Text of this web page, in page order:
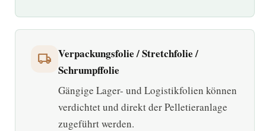
local_shipping Verpackungsfolie / Stretchfolie /
Schrumpffolie
Gängige Lager- und Logistikfolien können
verdichtet und direkt der Pelletieranlage
zugeführt werden.